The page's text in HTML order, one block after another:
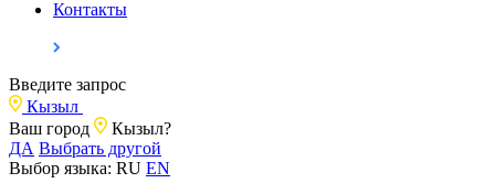
Контакты
Введите запрос
Кызыл
Ваш город
Кызыл?
ДА Выбрать другой
Выбор языка: RU EN